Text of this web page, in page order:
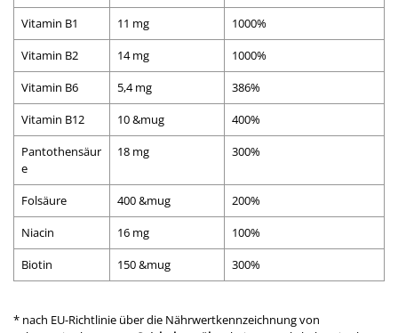
Vitamin B1
11 mg
1000%
Vitamin B2
14 mg
1000%
Vitamin B6
5,4 mg
386%
Vitamin B12
10 &mug
400%
Pantothensäur
e
18 mg 300%
Folsäure 400 &mug
200%
Niacin
16 mg
100%
Biotin
150 &mug 300%
* nach EU-Richtlinie über die Nährwertkennzeichnung von